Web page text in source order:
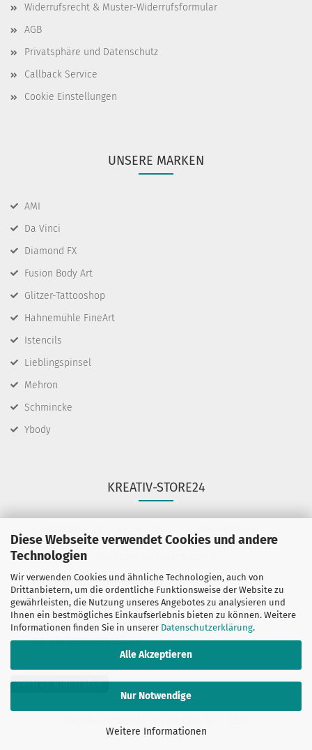
Diese Webseite verwendet Cookies und andere
Technologien
Wir verwenden Cookies und ähnliche Technologien, auch von
Drittanbietern, um die ordentliche Funktionsweise der Website zu
gewährleisten, die Nutzung unseres Angebotes zu analysieren und
Ihnen ein bestmögliches Einkaufserlebnis bieten zu können. Weitere
Informationen finden Sie in unserer Datenschutzerklärung.
Alle Akzeptieren
Nur Notwendige
Weitere Informationen
Widerrufsrecht & Muster-Widerrufsformular
AGB
Privatsphäre und Datenschutz
Callback Service
Cookie Einstellungen
UNSERE MARKEN
AMI
Da Vinci
Diamond FX
Fusion Body Art
Glitzer-Tattooshop
Hahnemühle FineArt
Istencils
Lieblingspinsel
Mehron
Schmincke
Ybody
KREATIV-STORE24
Wir führen Schminkfarben von Diamond FX, Fusion
BodyArt & Mehron sowie Künstlermaterial.
Sie haben Fragen?
telefonisch:
06132-7389580
oder per mail unter:
mail@kreativ-store24.de
Vertrag widerrufen